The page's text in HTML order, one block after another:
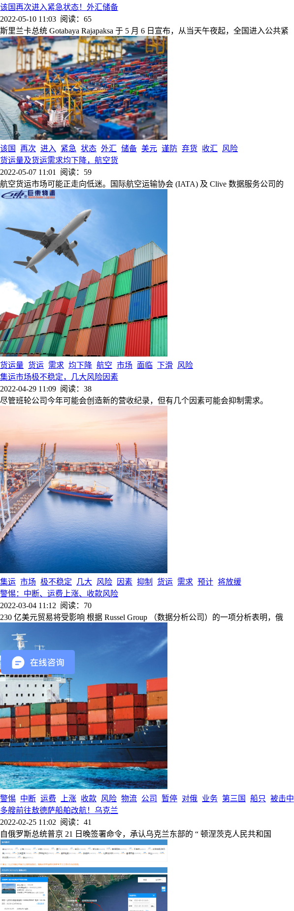
该国再次进入紧急状态！外汇储备
2022-05-10 11:03 阅读：65
斯里兰卡总统 Gotabaya Rajapaksa 于 5 月 6 日宣布，从当天午夜起，全国进入公共紧
该国 再次 进入 紧急 状态 外汇 储备 美元 谨防 弃货 收汇
风险
货运量及货运需求均下降，航空货
2022-05-07 11:01
阅读：59
航空货运市场可能正走向低迷。国际航空运输协会 (IATA) 及 Clive 数据服务公司的
货运量 货运 需求 均下降 航空 市场 面临 下滑 风险
集运市场极不稳定，几大风险因素
2022-04-29 11:09 阅读：38
尽管班轮公司今年可能会创造新的营收纪录，但有几个因素可能会抑制需求。
集运 市场 极不稳定 几大 风险 因素 抑制 货运 需求 预计 将放缓
警惕：中断、运费上涨、收款风险
2022-03-04 11:12 阅读：70
230 亿美元贸易将受影响 根据 Russel Group （数据分析公司）的一项分析表明，俄
警惕 中断 运费 上涨 收款 风险 物流 公司 暂停 对俄 业务 第三国 船只
被击中
多艘前往敖德萨船舶改航！乌克兰
2022-02-25 11:02 阅读：41
自俄罗斯总统普京 21 日晚签署命令，承认乌克兰东部的 “ 顿涅茨克人民共和国